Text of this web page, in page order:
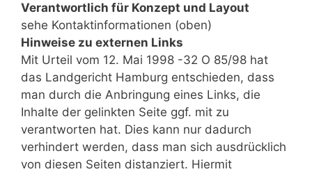
Verantwortlich für Konzept und Layout
sehe Kontaktinformationen (oben)
Hinweise zu externen Links
Mit Urteil vom 12. Mai 1998 -32 O 85/98 hat
das Landgericht Hamburg entschieden, dass
man durch die Anbringung eines Links, die
Inhalte der gelinkten Seite ggf. mit zu
verantworten hat. Dies kann nur dadurch
verhindert werden, dass man sich ausdrücklich
von diesen Seiten distanziert. Hiermit